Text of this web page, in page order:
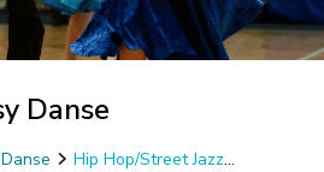
Danse
Hip Hop/Street Jazz